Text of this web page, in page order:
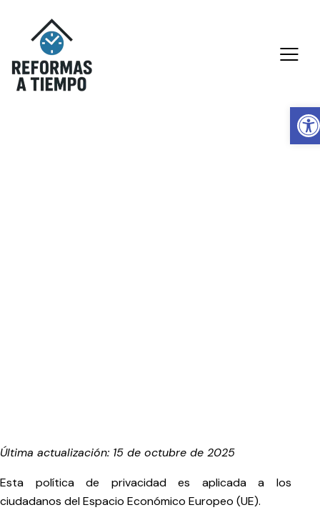
Abrir barra de herramientas
Última actualización: 15 de octubre de 2025
Esta política de privacidad es aplicada a los
ciudadanos del Espacio Económico Europeo (UE).